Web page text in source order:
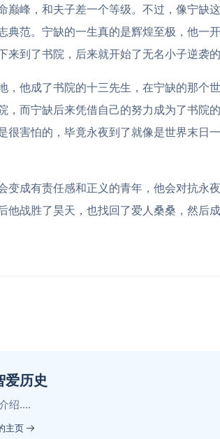
巅峰，和夫子差一个等级。不过，像宁缺
典范。宁缺的一生真的是辉煌至极，他一
来到了书院，后来就开始了无名小子逆袭的
，他成了书院的十三先生，在宁缺的那个
，而宁缺后来凭借自己的努力成为了书院
很害怕的，毕竟永夜到了就像是世界末日
变成有责任感和正义的青年，他会对抗永
他战胜了昊天，也找回了爱人桑桑，然后
爱历史
绍....
主页